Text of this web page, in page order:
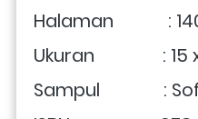
Halaman            :
Ukuran               :
Sampul              :